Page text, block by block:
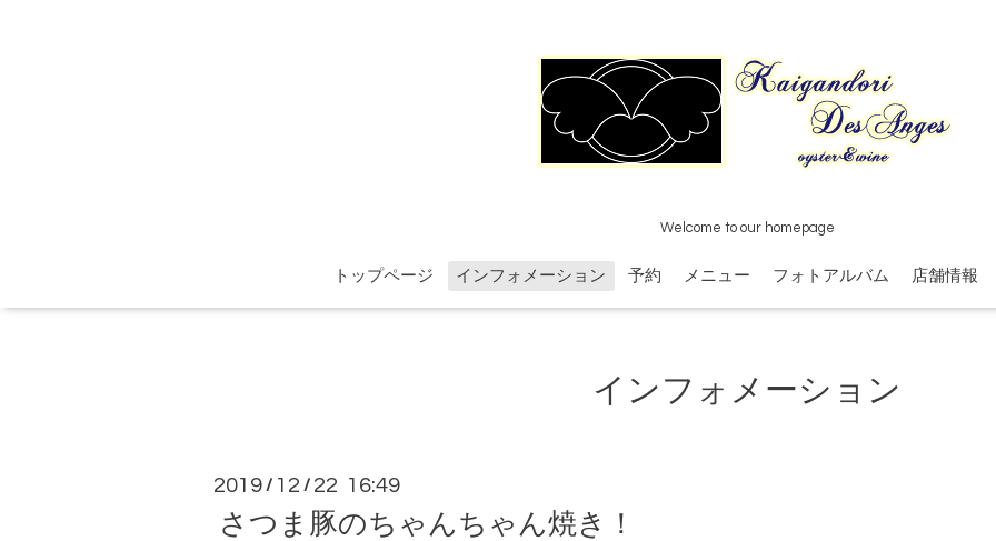
Welcome to our homepage
トップページ インフォメーション 予約 メニュー フォトアルバム 店舗情報
インフォメーション
2019 / 12 / 22 16:49
さつま豚のちゃんちゃん焼き！